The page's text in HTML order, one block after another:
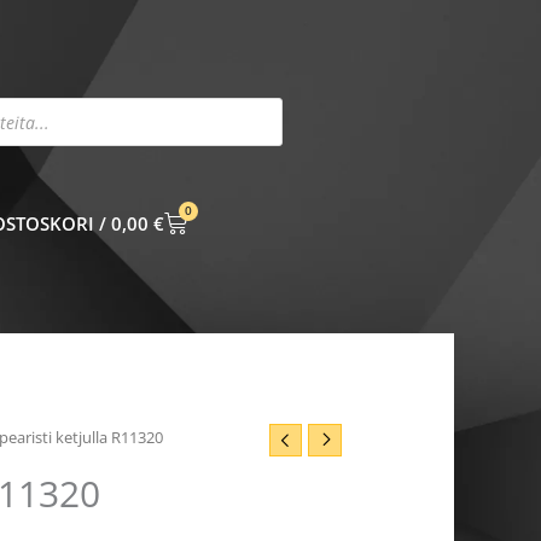
0,00 €
0
CART
ketjulla R11320